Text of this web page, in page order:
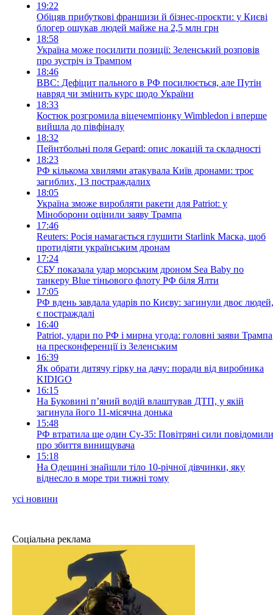
19:22
Обіцяв прибуткові франшизи й бізнес-проєкти: у Києві
блогер ошукав людей майже на 2,5 млн грн
18:58
Україна може посилити позиції: Зеленський розповів
про зустріч із Трампом
18:46
BBC: Дефіцит пального в РФ посилюється, але Путін
навряд чи змінить курс щодо України
18:33
Костюк розгромила віцечемпіонку Wimbledon і вперше
вийшла до півфіналу
18:32
Пейнтбольні поля Gepard: опис локацій та складності
18:23
РФ кількома хвилями атакувала Київ дронами: троє
загиблих, 13 постраждалих
18:05
Україна зможе виробляти ракети для Patriot: у
Міноборони оцінили заяву Трампа
17:46
Reuters: Росія намагається глушити Starlink Маска, щоб
протидіяти українським дронам
17:24
СБУ показала удар морським дроном Sea Baby по
танкеру Blue тіньового флоту РФ біля Ялти
17:05
РФ вдень завдала ударів по Києву: загинули двоє людей,
є постраждалі
16:40
Patriot, удари по РФ і мирна угода: головні заяви Трампа
на пресконференції із Зеленським
16:39
Як обрати дитячу гірку на дачу: поради від виробника
KIDIGO
16:15
На Буковині п’яний водій влаштував ДТП, у якій
загинула його 11-місячна донька
15:48
РФ втратила ще один Су-35: Повітряні сили повідомили
про збиття винищувача
15:18
На Одещині знайшли тіло 10-річної дівчинки, яку
віднесло в море три тижні тому
усі новини
Соціальна реклама